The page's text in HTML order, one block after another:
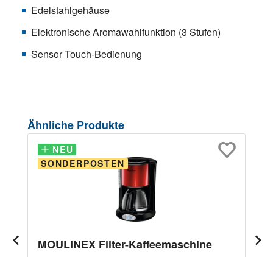
Edelstahlgehäuse
Elektronische Aromawahlfunktion (3 Stufen)
Sensor Touch-Bedienung
Produktgalerie überspringen
Ähnliche Produkte
NEU
SONDERPOSTEN
NEU
MOULINEX Filter-Kaffeemaschine